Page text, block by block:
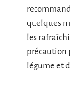
quelques
les
précaution
légume et